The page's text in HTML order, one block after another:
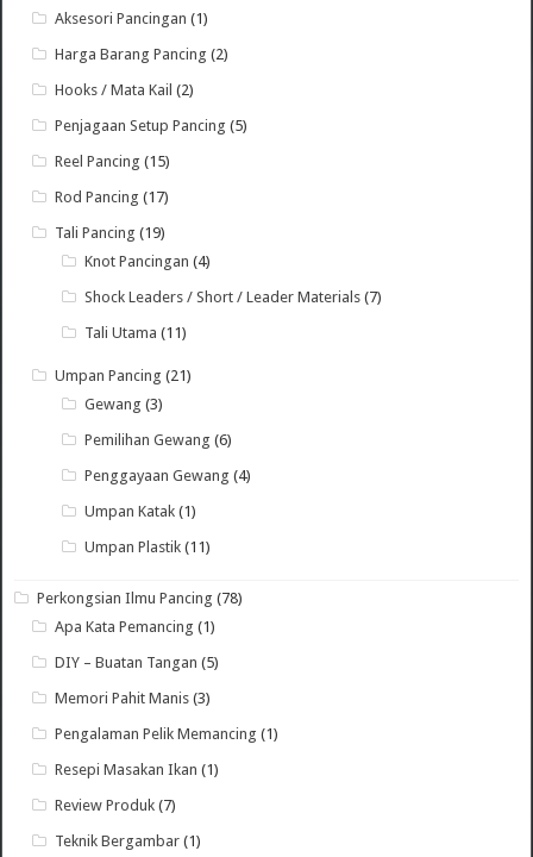
Aksesori Pancingan (1)
Harga Barang Pancing (2)
Hooks / Mata Kail (2)
Penjagaan Setup Pancing (5)
Reel Pancing (15)
Rod Pancing (17)
Tali Pancing (19)
Knot Pancingan (4)
Shock Leaders / Short / Leader Materials (7)
Tali Utama (11)
Umpan Pancing (21)
Gewang (3)
Pemilihan Gewang (6)
Penggayaan Gewang (4)
Umpan Katak (1)
Umpan Plastik (11)
Perkongsian Ilmu Pancing (78)
Apa Kata Pemancing (1)
DIY – Buatan Tangan (5)
Memori Pahit Manis (3)
Pengalaman Pelik Memancing (1)
Resepi Masakan Ikan (1)
Review Produk (7)
Teknik Bergambar (1)